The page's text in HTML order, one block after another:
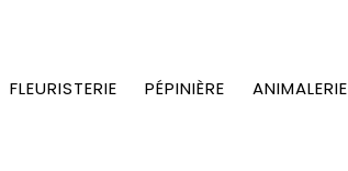
FLEURISTERIE PÉPINIÈRE ANIMALERIE